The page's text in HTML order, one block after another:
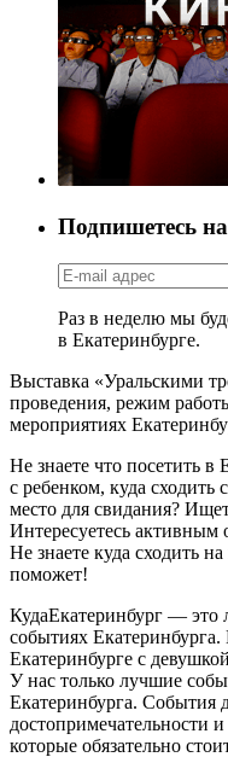
Подпишетесь
Раз в неделю мы
в Екатеринбурге.
Выставка «Уральскими
проведения, режим
мероприятиях
Не знаете что посетить в
с ребенком, куда
место для свидания?
Интересуетесь активным
Не знаете куда сходить
поможет!
КудаЕкатеринбург — это
событиях
Екатеринбурге с
У нас только лучшие
Екатеринбурга. События
достопримечательности
которые обязательно